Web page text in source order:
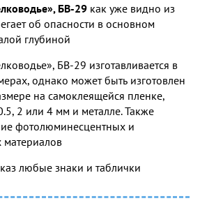
БВ-29 как уже видно из
об опасности в основном
глубиной
БВ-29 изготавливается в
однако может быть изготовлен
на самоклеящейся пленке,
2 или 4 мм и металле. Также
фотолюминесцентных и
любые знаки и таблички